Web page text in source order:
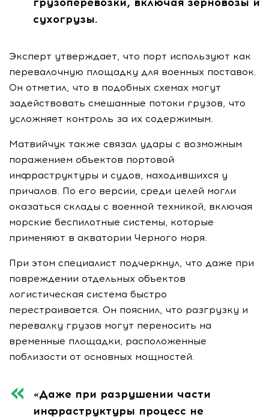
сухогрузы.
Эксперт утверждает, что порт используют как
перевалочную площадку для военных поставок.
Он отметил, что в подобных схемах могут
задействовать смешанные потоки грузов, что
усложняет контроль за их содержимым.
Матвийчук также связал удары с возможным
поражением объектов портовой
инфраструктуры и судов, находившихся у
причалов. По его версии, среди целей могли
оказаться склады с военной техникой, включая
морские беспилотные системы, которые
применяют в акватории Черного моря.
При этом специалист подчеркнул, что даже при
повреждении отдельных объектов
логистическая система быстро
перестраивается. Он пояснил, что разгрузку и
перевалку грузов могут переносить на
временные площадки, расположенные
поблизости от основных мощностей.
«Даже при разрушении части
инфраструктуры процесс не